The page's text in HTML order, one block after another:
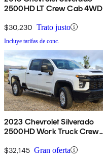
2500HD LT Crew Cab 4WD
$30,230 Trato justo
Incluye tarifas de conc.
2023 Chevrolet Silverado
2500HD Work Truck Crew
$32,145 Gran oferta